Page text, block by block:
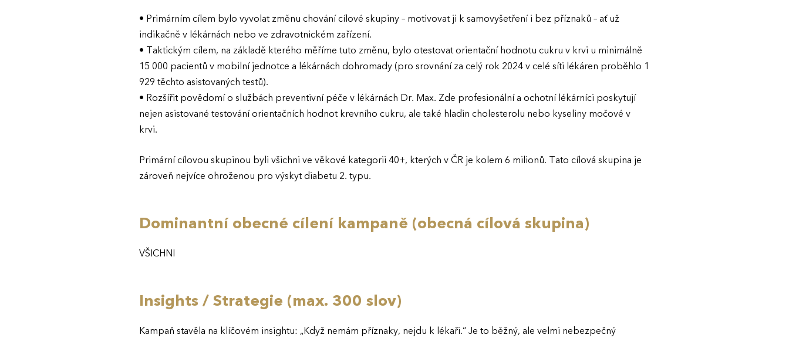
• Primárním cílem bylo vyvolat změnu chování cílové skupiny – motivovat ji k samovyšetření i bez příznaků – ať už
indikačně v lékárnách nebo ve zdravotnickém zařízení.
• Taktickým cílem, na základě kterého měříme tuto změnu, bylo otestovat orientační hodnotu cukru v krvi u minimálně
15 000 pacientů v mobilní jednotce a lékárnách dohromady (pro srovnání za celý rok 2024 v celé síti lékáren proběhlo 1
929 těchto asistovaných testů).
• Rozšířit povědomí o službách preventivní péče v lékárnách Dr. Max. Zde profesionální a ochotní lékárníci poskytují
nejen asistované testování orientačních hodnot krevního cukru, ale také hladin cholesterolu nebo kyseliny močové v
krvi.
Primární cílovou skupinou byli všichni ve věkové kategorii 40+, kterých v ČR je kolem 6 milionů. Tato cílová skupina je
zároveň nejvíce ohroženou pro výskyt diabetu 2. typu.
Dominantní obecné cílení kampaně (obecná cílová skupina)
VŠICHNI
Insights / Strategie (max. 300 slov)
Kampaň stavěla na klíčovém insightu: „Když nemám příznaky, nejdu k lékaři.“ Je to běžný, ale velmi nebezpečný